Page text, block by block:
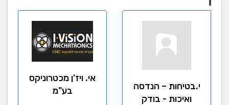
י.בטיחות – הנדסה
ואיכות - בודק
אי. ויז'ן מכטרוניקס
בע"מ